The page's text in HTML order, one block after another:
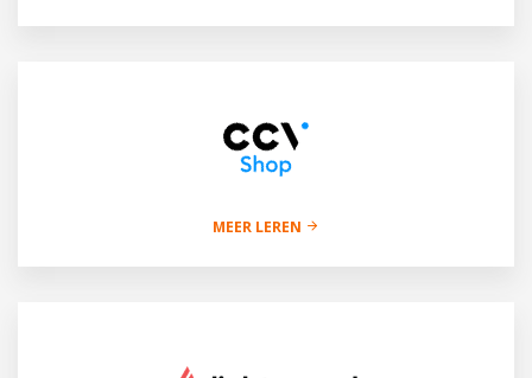
MEER LEREN